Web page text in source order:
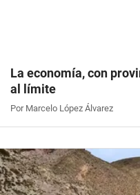
La economía, con
al límite
Por Marcelo López Álvarez